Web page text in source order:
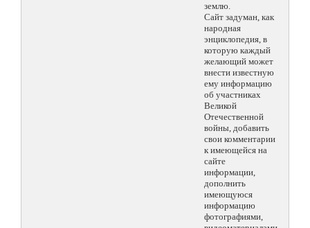
землю.
Сайт задуман, как
народная
энциклопедия, в
которую каждый
желающий может
внести известную
ему информацию
об участниках
Великой
Отечественной
войны, добавить
свои комментарии
к имеющейся на
сайте
информации,
дополнить
имеющуюся
информацию
фотографиями,